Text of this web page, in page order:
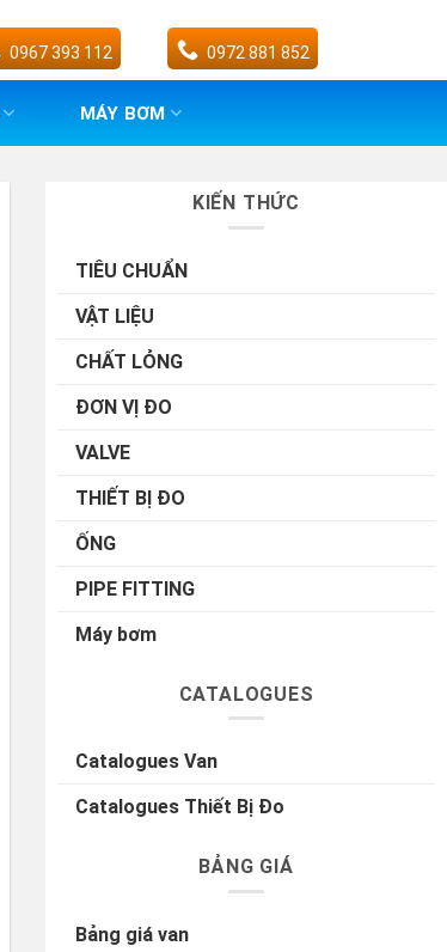
0967 393 112 0972 881 852
MÁY BƠM
KIẾN THỨC
TIÊU CHUẨN
VẬT LIỆU
CHẤT LỎNG
ĐƠN VỊ ĐO
VALVE
THIẾT BỊ ĐO
ỐNG
PIPE FITTING
Máy bơm
CATALOGUES
Catalogues Van
Catalogues Thiết Bị Đo
BẢNG GIÁ
Bảng giá van